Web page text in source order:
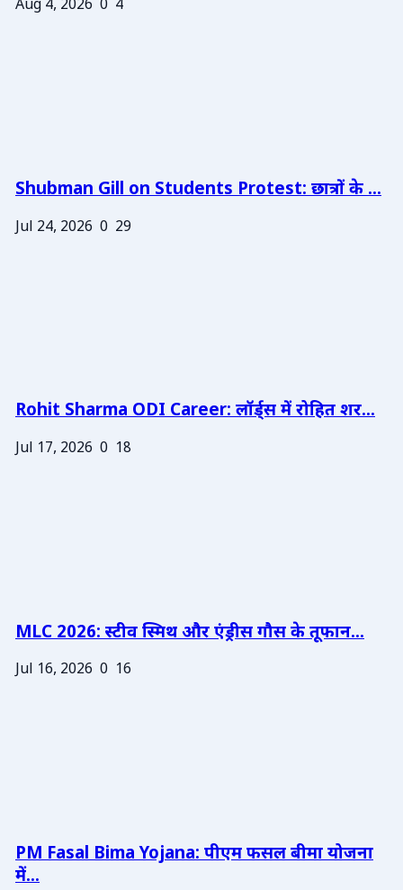
Aug 4, 2026 0 4
Shubman Gill on Students Protest: छात्रों के ...
Jul 24, 2026 0 29
Rohit Sharma ODI Career: लॉर्ड्स में रोहित शर...
Jul 17, 2026 0 18
MLC 2026: स्टीव स्मिथ और एंड्रीस गौस के तूफान...
Jul 16, 2026 0 16
PM Fasal Bima Yojana: पीएम फसल बीमा योजना
में...